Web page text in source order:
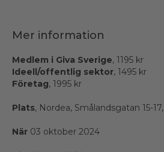
Mer information
Medlem i Giva Sverige, 1195 kr
Ideell/offentlig sektor, 1495 kr
Företag, 1995 kr
Plats, Nordea, Smålandsgatan 15-
När 03 oktober 2024